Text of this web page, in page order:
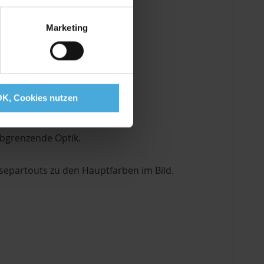
Marketing
Cookies nutzen
ist weiss.
Optik.
zu den Hauptfarben im Bild.